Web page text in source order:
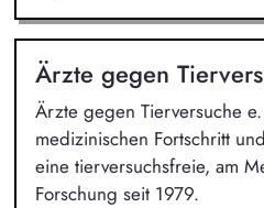
Ärzte gegen
Ärzte gegen Tierversuche
medizinischen Fortschritt
eine tierversuchsfreie, am
Forschung seit 1979.